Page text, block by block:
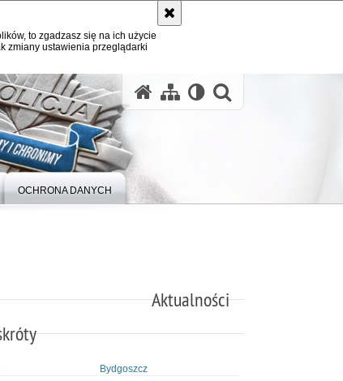
to zgadzasz się na ich użycie
zmiany ustawienia przeglądarki
OCHRONA DANYCH
Aktualności
Bydgoszcz